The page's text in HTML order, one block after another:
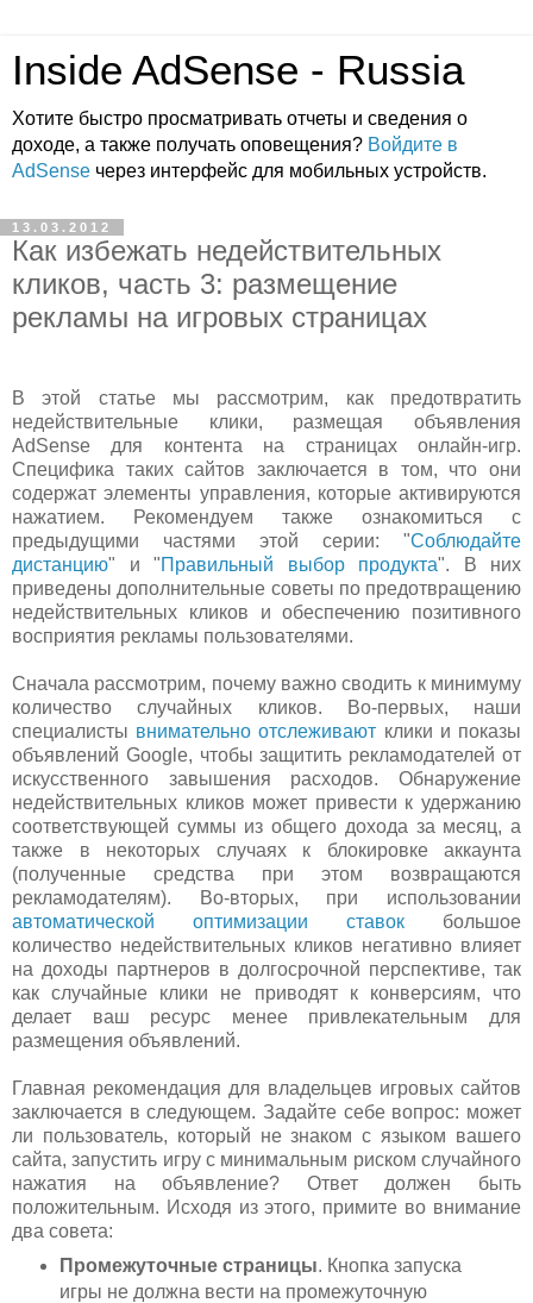
Inside AdSense - Russia
Хотите быстро просматривать отчеты и сведения о
доходе, а также получать оповещения? Войдите в
AdSense через интерфейс для мобильных устройств.
13.03.2012
Как избежать недействительных
кликов, часть 3: размещение
рекламы на игровых страницах
В этой статье мы рассмотрим, как предотвратить
недействительные клики, размещая объявления
AdSense для контента на страницах онлайн-игр.
Специфика таких сайтов заключается в том, что они
содержат элементы управления, которые активируются
нажатием. Рекомендуем также ознакомиться с
предыдущими частями этой серии: "Соблюдайте
дистанцию" и "Правильный выбор продукта". В них
приведены дополнительные советы по предотвращению
недействительных кликов и обеспечению позитивного
восприятия рекламы пользователями.
Сначала рассмотрим, почему важно сводить к минимуму
количество случайных кликов. Во-первых, наши
специалисты внимательно отслеживают клики и показы
объявлений Google, чтобы защитить рекламодателей от
искусственного завышения расходов. Обнаружение
недействительных кликов может привести к удержанию
соответствующей суммы из общего дохода за месяц, а
также в некоторых случаях к блокировке аккаунта
(полученные средства при этом возвращаются
рекламодателям). Во-вторых, при использовании
автоматической оптимизации ставок большое
количество недействительных кликов негативно влияет
на доходы партнеров в долгосрочной перспективе, так
как случайные клики не приводят к конверсиям, что
делает ваш ресурс менее привлекательным для
размещения объявлений.
Главная рекомендация для владельцев игровых сайтов
заключается в следующем. Задайте себе вопрос: может
ли пользователь, который не знаком с языком вашего
сайта, запустить игру с минимальным риском случайного
нажатия на объявление? Ответ должен быть
положительным. Исходя из этого, примите во внимание
два совета:
Промежуточные страницы. Кнопка запуска
игры не должна вести на промежуточную